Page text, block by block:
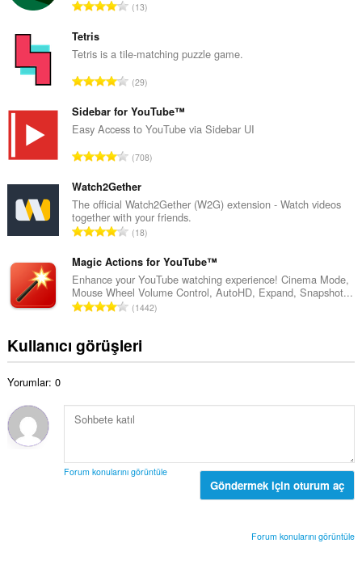
T
l
m
y
s
a
y
ı
s
ı
:
13
Tetris
Tetris is a tile-matching puzzle game.
T
p
l
m
y
s
a
y
ı
s
ı
:
29
Sidebar for YouTube™
Easy Access to YouTube via Sidebar UI
T
p
l
a
m
y
s
a
y
s
ı
708
Watch2Gether
The official Watch2Gether (W2G) extension - Watch videos
together with your friends.
T
p
l
a
m
y
s
ı
s
18
Magic Actions for YouTube™
Enhance your YouTube watching experience! Cinema Mode,
Mouse Wheel Volume Control, AutoHD, Expand, Snapshot...
T
p
l
o
y
y
1442
Kullanıcı görüşleri
Yorumlar: 0
Forum konularını görüntüle
Göndermek için oturum aç
Forum konularını görüntüle